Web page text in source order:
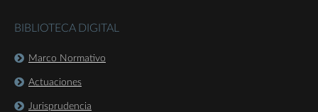
BIBLIOTECA DIGITAL
Marco Normativo
Actuaciones
Jurisprudencia